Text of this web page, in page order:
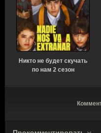
Никто не будет скучать
по нам 2 сезон